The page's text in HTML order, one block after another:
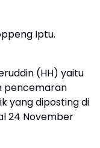
Iptu.
(HH) yaitu
pencemaran
yang diposting di
24 November